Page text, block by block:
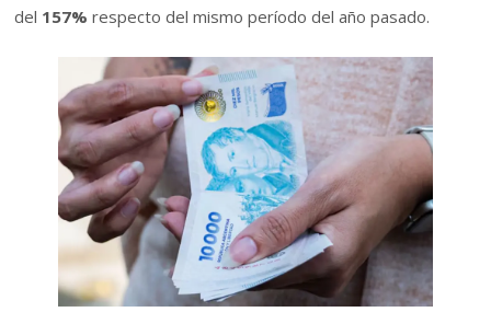
del 157% respecto del mismo período del año pasado.